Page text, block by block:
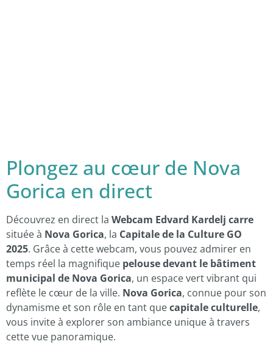
Plongez au cœur de Nova
Gorica en direct
Découvrez en direct la Webcam Edvard Kardelj carre
située à Nova Gorica, la Capitale de la Culture GO
2025. Grâce à cette webcam, vous pouvez admirer en
temps réel la magnifique pelouse devant le bâtiment
municipal de Nova Gorica, un espace vert vibrant qui
reflète le cœur de la ville. Nova Gorica, connue pour son
dynamisme et son rôle en tant quecapitale culturelle,
vous invite à explorer son ambiance unique à travers
cette vue panoramique.